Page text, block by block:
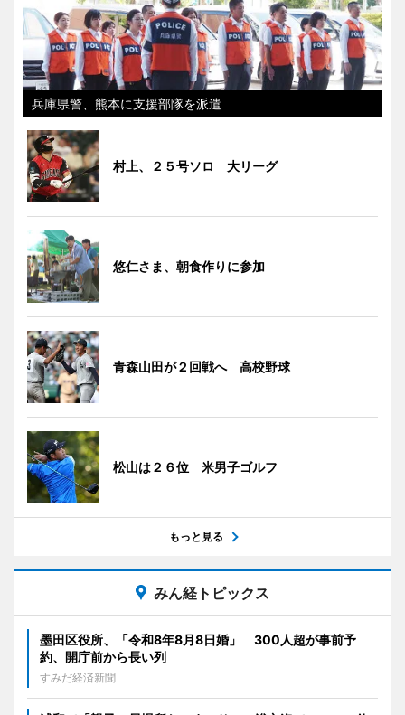
兵庫県警、熊本に支援部隊を派遣
村上、２５号ソロ 大リーグ
悠仁さま、朝食作りに参加
青森山田が２回戦へ 高校野球
松山は２６位 米男子ゴルフ
もっと見る
みん経トピックス
墨田区役所、「令和8年8月8日婚」 300人超が事前予
約、開庁前から長い列
すみだ経済新聞